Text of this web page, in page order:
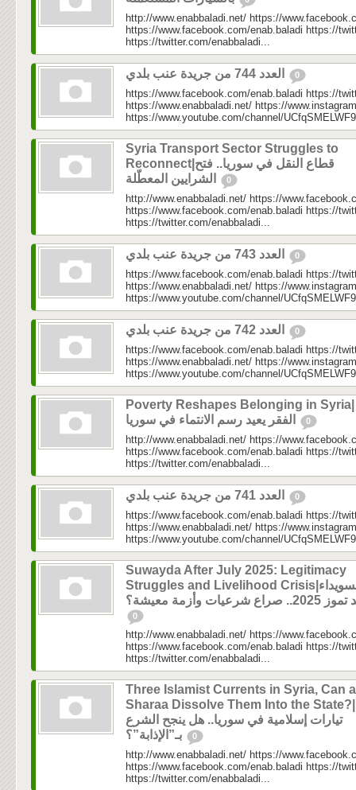
http://www.enabbaladi.net/ https://
https://www.facebook.com/enab.baladi https://
https://twitter.com/enabbaladi...
0
https://www.facebook.com/enab.baladi https://
https://www.enabbaladi.net/ https://
https://www.youtube.com/channel/
Syria Transport Sector Struggles to
Reconnect|قطاع النقل في سوريا.. فتح
0
http://www.enabbaladi.net/ https://
https://www.facebook.com/enab.baladi https://
https://twitter.com/enabbaladi...
0
https://www.facebook.com/enab.baladi https://
https://www.enabbaladi.net/ https://
https://www.youtube.com/channel/
0
https://www.facebook.com/enab.baladi https://
https://www.enabbaladi.net/ https://
https://www.youtube.com/channel/
Poverty Reshapes Belonging in Syria|
0
http://www.enabbaladi.net/ https://
https://www.facebook.com/enab.baladi https://
https://twitter.com/enabbaladi...
0
https://www.facebook.com/enab.baladi https://
https://www.enabbaladi.net/ https://
https://www.youtube.com/channel/
Suwayda After July 2025: Legitimacy
Struggles and Livelihood Crisis|السويداء
صراع شرعيات وأزمة معيشة؟
0
http://www.enabbaladi.net/ https://
https://www.facebook.com/enab.baladi https://
https://twitter.com/enabbaladi...
Three Islamist Currents in Syria, Can
Sharaa Dissolve Them Into the State?|ثلاثة
تيارات إسلامية في سوريا.. هل ينجح الشرع
0
http://www.enabbaladi.net/ https://
https://www.facebook.com/enab.baladi https://
https://twitter.com/enabbaladi...